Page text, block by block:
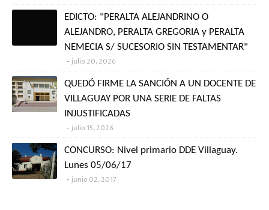
EDICTO: "PERALTA ALEJANDRINO O
ALEJANDRO, PERALTA GREGORIA y PERALTA
NEMECIA S/ SUCESORIO SIN TESTAMENTAR"
julio 20, 2026
QUEDÓ FIRME LA SANCIÓN A UN DOCENTE DE
VILLAGUAY POR UNA SERIE DE FALTAS
INJUSTIFICADAS
julio 15, 2026
CONCURSO: Nivel primario DDE Villaguay.
Lunes 05/06/17
junio 02, 2017